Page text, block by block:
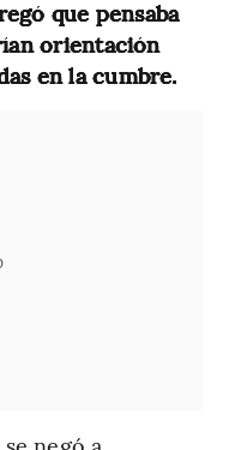
que pensaba
orientación
en la cumbre.